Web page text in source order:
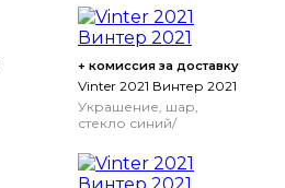
подарок» красный, 49
см
+ комиссия за доставку
Vinter 2021 Винтер 2021
Украшение, шар,
стекло синий/